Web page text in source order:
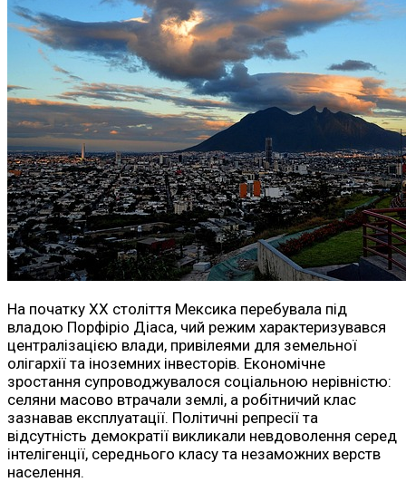
На початку XX століття Мексика перебувала під
владою Порфіріо Діаса, чий режим характеризувався
централізацією влади, привілеями для земельної
олігархії та іноземних інвесторів. Економічне
зростання супроводжувалося соціальною нерівністю:
селяни масово втрачали землі, а робітничий клас
зазнавав експлуатації. Політичні репресії та
відсутність демократії викликали невдоволення серед
інтелігенції, середнього класу та незаможних верств
населення.